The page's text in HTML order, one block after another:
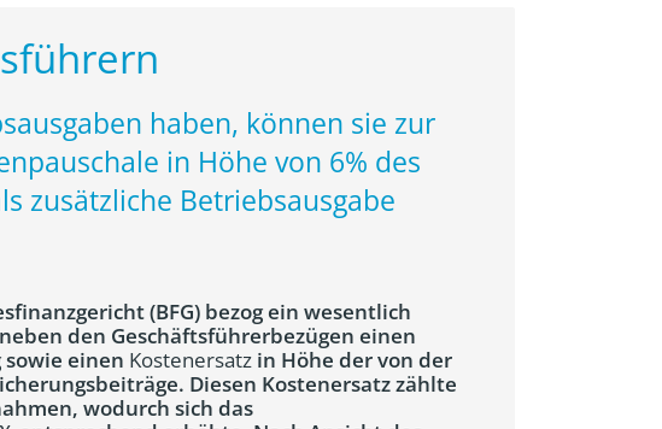
haben, können sie zur
in Höhe von 6% des
zusätzliche Betriebsausgabe
(BFG) bezog ein wesentlich
den Geschäftsführerbezügen einen
einen Kostenersatz in Höhe der von der
Diesen Kostenersatz zählte
wodurch sich das